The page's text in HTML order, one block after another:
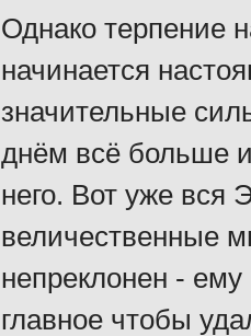
Однако терпение
начинается
значительные
днём всё больше
него. Вот уже вся
величественные
непреклонен -
главное чтобы